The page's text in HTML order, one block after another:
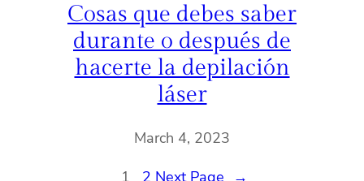
Cosas que debes saber
durante o después de
hacerte la depilación
láser
March 4, 2023